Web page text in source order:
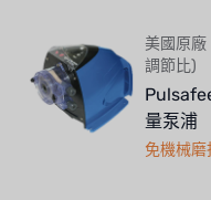
美國原廠
調節比)
量泵浦
免機械磨